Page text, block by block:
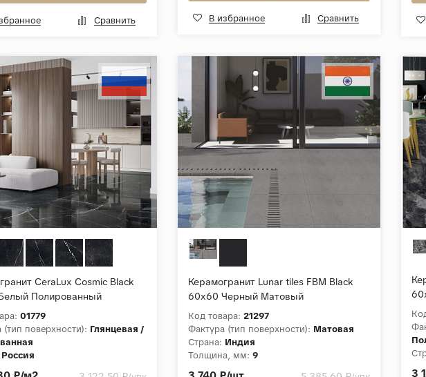
Сравнить В избранное Сравнить
CeraLux Cosmic Black
Полированный
01779
(тип поверхности): Глянцевая /
Россия
мм:
9
Керамогранит Lunar tiles FBM Black
60x60 Черный Матовый
Код товара: 21297
Фактура (тип поверхности): Матовая
Страна: Индия
Толщина, мм: 9
3